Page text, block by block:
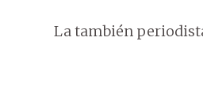
La también